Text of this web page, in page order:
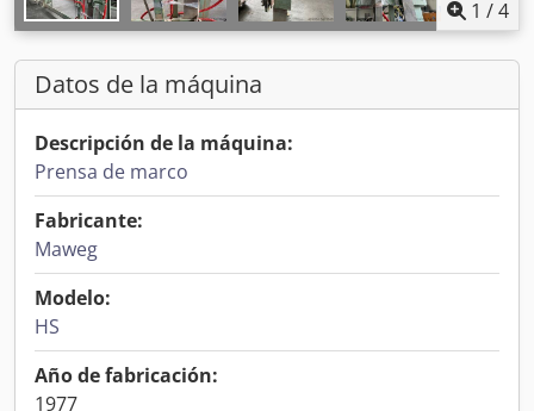
1 /4
Datos de la máquina
Descripción de la máquina:
Prensa de marco
Fabricante:
Maweg
Modelo:
HS
Año de fabricación:
1977